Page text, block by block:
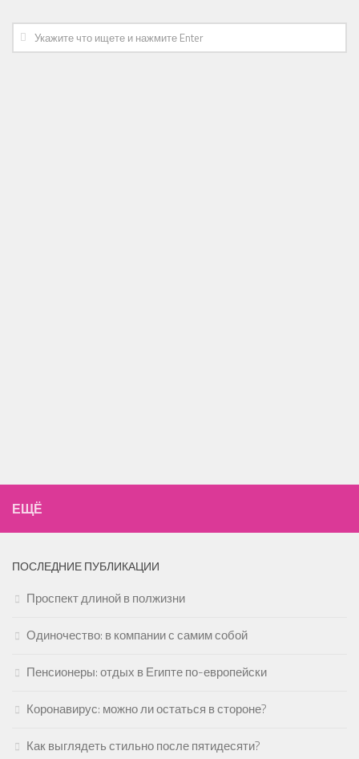
ЕЩЁ
ПОСЛЕДНИЕ ПУБЛИКАЦИИ
Проспект длиной в полжизни
Одиночество: в компании с самим собой
Пенсионеры: отдых в Египте по-европейски
Коронавирус: можно ли остаться в стороне?
Как выглядеть стильно после пятидесяти?